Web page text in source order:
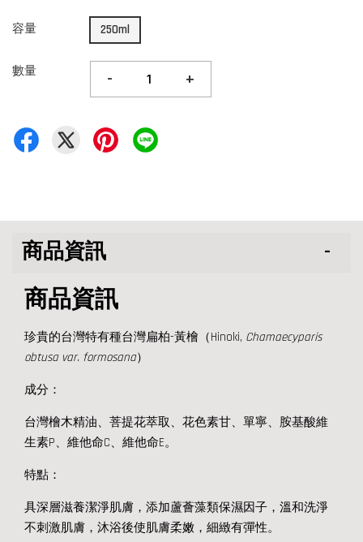
容量 250ml
數量 - +
商品資訊
商品資訊
珍貴的台灣特有種台灣扁柏-黃檜（Hinoki, Chamaecyparis
obtusa var. formosana）
成分：
台灣檜木精油、菩提花萃取、花色素甘、單寧、胺基酸維
生素P、維他命C、維他命E。
特點：
具深層滋養潔淨肌膚，添加蘆薈藻類保濕因子，溫和洗淨
不刺激肌膚，沐浴後使肌膚柔嫩，細緻有彈性。